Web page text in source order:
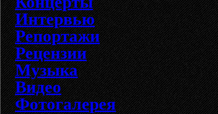
Интервью
Репортажи
Рецензии
Музыка
Видео
Фотогалерея